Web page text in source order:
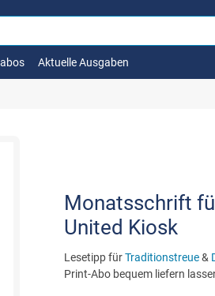
Aktuelle Ausgaben
Monatsschrift
United Kiosk
Lesetipp fürTraditionstreue&
Print-Abo bequem liefern